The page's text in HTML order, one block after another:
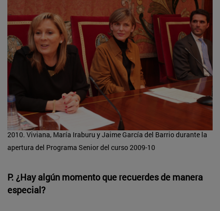
2010. Viviana, María Iraburu y Jaime García del Barrio durante la
apertura del Programa Senior del curso 2009-10
P. ¿Hay algún momento que recuerdes de manera
especial?